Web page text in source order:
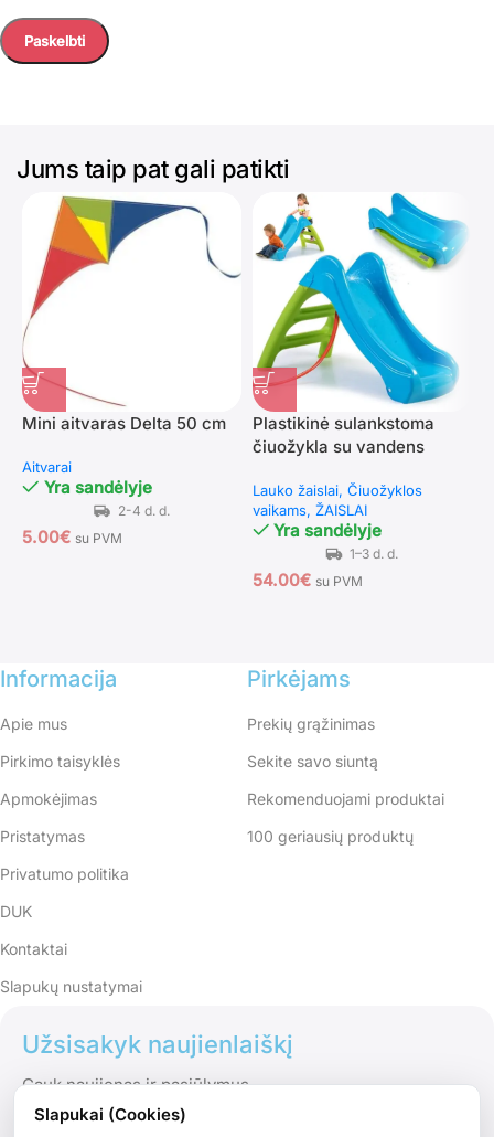
Jums taip pat gali patikti
Mini aitvaras Delta 50 cm
Aitvarai
Yra sandėlyje
5.00€ su PVM
Plastikinė sulankstoma
čiuožykla su vandens
Lauko žaislai Čiuožyklos
vaikams ŽAISLAI
Yra sandėlyje
54.00€ su PVM
Informacija
Apie mus
Pirkimo taisyklės
Apmokėjimas
Pristatymas
Privatumo politika
DUK
Kontaktai
Slapukų nustatymai
Pirkėjams
Prekių grąžinimas
Sekite savo siuntą
Rekomenduojami produktai
100 geriausių produktų
Užsisakyk naujienlaiškį
Gauk naujienas ir pasiūlymus
Slapukai (Cookies)